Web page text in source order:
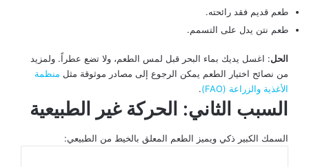
طعم قديم فقد رائحته.
طعم نتن يدل على التسمم.
الحل: اغسل يديك بماء البحر قبل لمس الطعم، ولا تضع عطراً. ولمزيد
من نصائح اختيار الطعم يمكن الرجوع إلى مصادر موثوقة مثل منظمة
الأغذية والزراعة (FAO)
.
السبب الثاني: الحركة غير الطبيعية
السمك الكبير ذكي ويميز الطعم المعلق بالخيط من الطبيعي: